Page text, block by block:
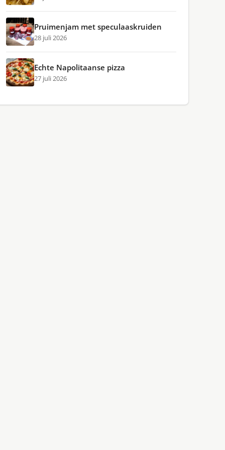
Pruimenjam met speculaaskruiden
28 juli 2026
Echte Napolitaanse pizza
27 juli 2026